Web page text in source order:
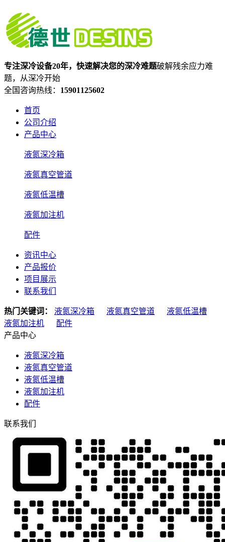
专注深冷设备20年，快速解决您的深冷难题破解残余应力难
题，从深冷开始
全国咨询热线： 15901125602
首页
公司介绍
产品中心
液氮深冷箱
液氮真空管道
液氮低温槽
液氮加注机
配件
资讯中心
产品报价
项目展示
联系我们
热门关键词： 液氮深冷箱 液氮真空管道
液氮低温槽
液氮加注机
配件
产品中心
液氮深冷箱
液氮真空管道
液氮低温槽
液氮加注机
配件
联系我们